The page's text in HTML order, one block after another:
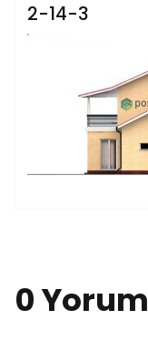
2-14-3
0 Yorum